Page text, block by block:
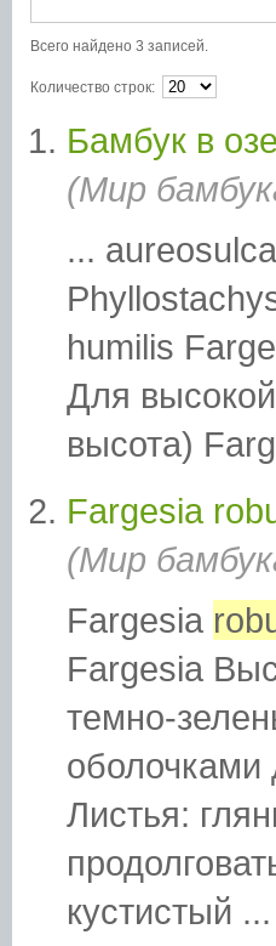
Всего найдено 3 записей.
Количество строк:
Бамбук в
(Мир
...
humilis
Для
высота)
Fargesia
(Мир
Fargesia
Fargesia
темно-
оболочками
Листья:
кустистый ...